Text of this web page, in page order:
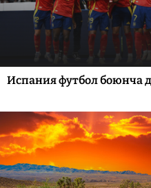
Испания футбол боюнча